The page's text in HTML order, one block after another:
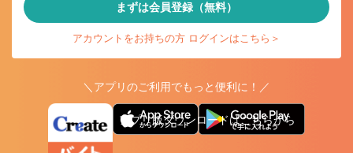
まずは会員登録（無料）
アカウントをお持ちの方 ログインはこちら＞
＼アプリのご利用でもっと便利に！／
アプリ版ダウンロードはこちらから